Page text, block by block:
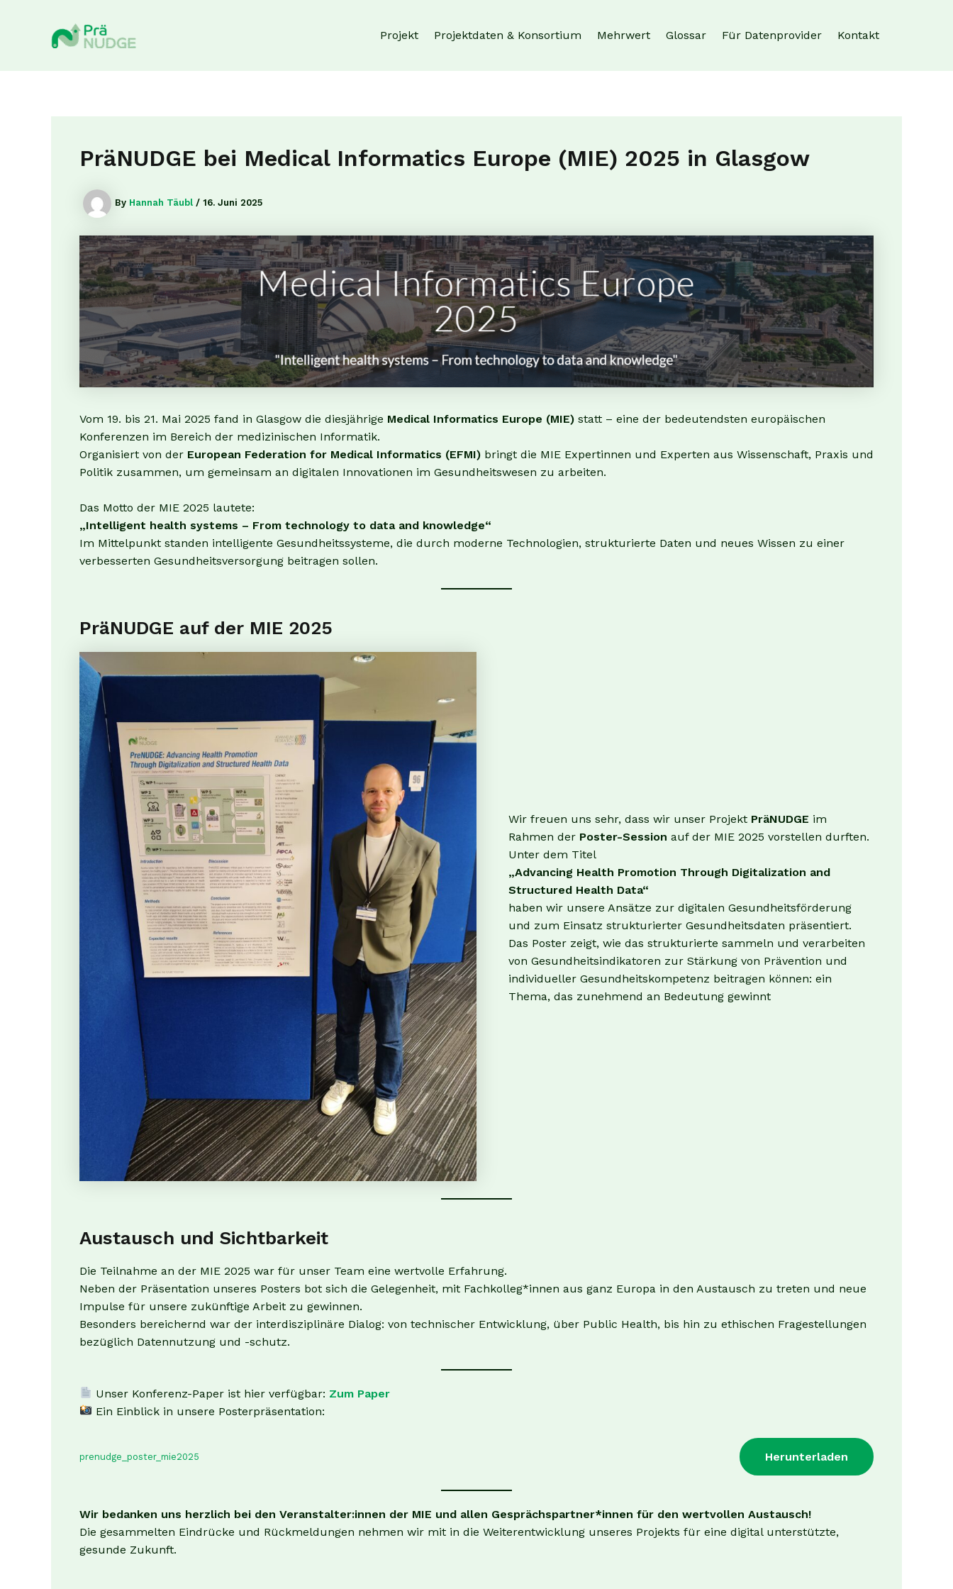
Projekt Projektdaten & Konsortium Mehrwert Glossar Für Datenprovider Kontakt
PräNUDGE bei Medical Informatics Europe (MIE) 2025 in Glasgow
By Hannah Täubl / 16. Juni 2025
Vom 19. bis 21. Mai 2025 fand in Glasgow die diesjährige Medical Informatics Europe (MIE) statt – eine der bedeutendsten europäischen
Konferenzen im Bereich der medizinischen Informatik.
Organisiert von der European Federation for Medical Informatics (EFMI) bringt die MIE Expertinnen und Experten aus Wissenschaft, Praxis und
Politik zusammen, um gemeinsam an digitalen Innovationen im Gesundheitswesen zu arbeiten.
Das Motto der MIE 2025 lautete:
„Intelligent health systems – From technology to data and knowledge“
Im Mittelpunkt standen intelligente Gesundheitssysteme, die durch moderne Technologien, strukturierte Daten und neues Wissen zu einer
verbesserten Gesundheitsversorgung beitragen sollen.
PräNUDGE auf der MIE 2025
Wir freuen uns sehr, dass wir unser Projekt PräNUDGE im
Rahmen der Poster-Session auf der MIE 2025 vorstellen durften.
Unter dem Titel
„Advancing Health Promotion Through Digitalization and
Structured Health Data“
haben wir unsere Ansätze zur digitalen Gesundheitsförderung
und zum Einsatz strukturierter Gesundheitsdaten präsentiert.
Das Poster zeigt, wie das strukturierte sammeln und verarbeiten
von Gesundheitsindikatoren zur Stärkung von Prävention und
individueller Gesundheitskompetenz beitragen können: ein
Thema, das zunehmend an Bedeutung gewinnt
Austausch und Sichtbarkeit
Die Teilnahme an der MIE 2025 war für unser Team eine wertvolle Erfahrung.
Neben der Präsentation unseres Posters bot sich die Gelegenheit, mit Fachkolleg*innen aus ganz Europa in den Austausch zu treten und neue
Impulse für unsere zukünftige Arbeit zu gewinnen.
Besonders bereichernd war der interdisziplinäre Dialog: von technischer Entwicklung, über Public Health, bis hin zu ethischen Fragestellungen
bezüglich Datennutzung und -schutz.
Unser Konferenz-Paper ist hier verfügbar: Zum Paper
Ein Einblick in unsere Posterpräsentation:
prenudge_poster_mie2025 Herunterladen
Wir bedanken uns herzlich bei den Veranstalter:innen der MIE und allen Gesprächspartner*innen für den wertvollen Austausch!
Die gesammelten Eindrücke und Rückmeldungen nehmen wir mit in die Weiterentwicklung unseres Projekts für eine digital unterstützte,
gesunde Zukunft.